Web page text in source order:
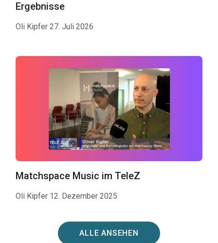
Ergebnisse
Oli Kipfer 27. Juli 2026
Matchspace Music im TeleZ
Oli Kipfer 12. Dezember 2025
ALLE ANSEHEN